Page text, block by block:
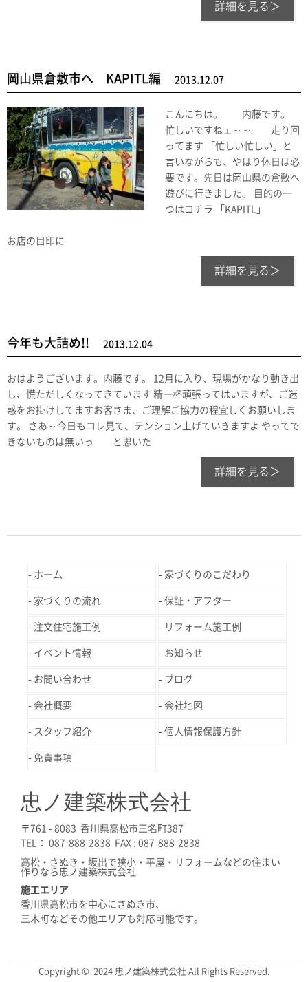
詳細を見る＞
岡山県倉敷市へ KAPITL編 2013.12.07
こんにちは。 内藤です。
忙しいですねェ～～ 走り回
ってます 「忙しい忙しい」と
言いながらも、やはり休日は必
要です。先日は岡山県の倉敷へ
遊びに行きました。 目的の一
つはコチラ 「KAPITL」
お店の目印に
詳細を見る＞
今年も大詰め!! 2013.12.04
おはようございます。内藤です。 12月に入り、現場がかなり動き出
し、慌ただしくなってきています 精一杯頑張ってはいますが、ご迷
惑をお掛けしてますお客さま、ご理解ご協力の程宜しくお願いしま
す。 さあ～今日もコレ見て、テンション上げていきますよ やってで
きないものは無いっ と思いた
詳細を見る＞
ホーム 家づくりのこだわり
家づくりの流れ 保証・アフター
注文住宅施工例 リフォーム施工例
イベント情報 お知らせ
お問い合わせ ブログ
会社概要 会社地図
スタッフ紹介 個人情報保護方針
免責事項
忠ノ建築株式会社
〒761 - 8083 香川県高松市三名町387
TEL： 087-888-2838 FAX : 087-888-2838
高松・さぬき・坂出で狭小・平屋・リフォームなどの住まい
作りなら忠ノ建築株式会社
施工エリア
香川県高松市を中心にさぬき市、
三木町などその他エリアも対応可能です。
Copyright © 2024 忠ノ建築株式会社 All Rights Reserved.